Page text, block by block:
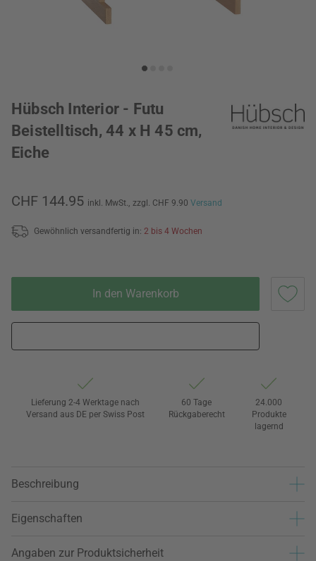
Hübsch Interior - Futu
Beistelltisch, 44 x H 45 cm,
Eiche
CHF 144.95 inkl. MwSt., zzgl. CHF 9.90 Versand
Gewöhnlich versandfertig in: 2 bis 4 Wochen
In den Warenkorb
Lieferung 2-4 Werktage nach
Versand aus DE per Swiss Post
60 Tage
Rückgaberecht
24.000
Produkte
lagernd
Beschreibung
Eigenschaften
Angaben zur Produktsicherheit